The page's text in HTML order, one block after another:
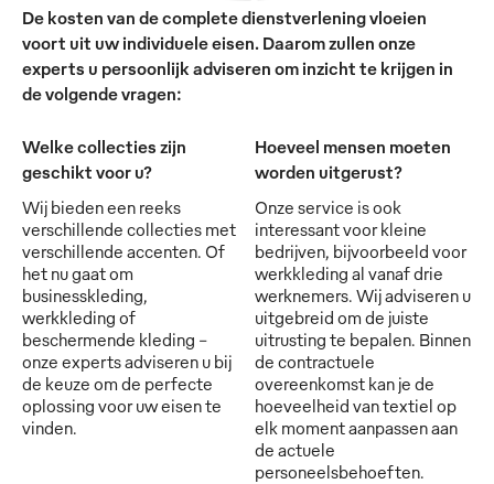
De kosten van de complete dienstverlening vloeien
voort uit uw individuele eisen. Daarom zullen onze
experts u persoonlijk adviseren om inzicht te krijgen in
de volgende vragen:
Welke collecties zijn
geschikt voor u?
Wij bieden een reeks
verschillende collecties met
verschillende accenten. Of
het nu gaat om
businesskleding,
werkkleding of
beschermende kleding -
onze experts adviseren u bij
de keuze om de perfecte
oplossing voor uw eisen te
vinden.
Hoeveel mensen moeten
worden uitgerust?
Onze service is ook
interessant voor kleine
bedrijven, bijvoorbeeld voor
werkkleding al vanaf drie
werknemers. Wij adviseren u
uitgebreid om de juiste
uitrusting te bepalen. Binnen
de contractuele
overeenkomst kan je de
hoeveelheid van textiel op
elk moment aanpassen aan
de actuele
personeelsbehoeften.